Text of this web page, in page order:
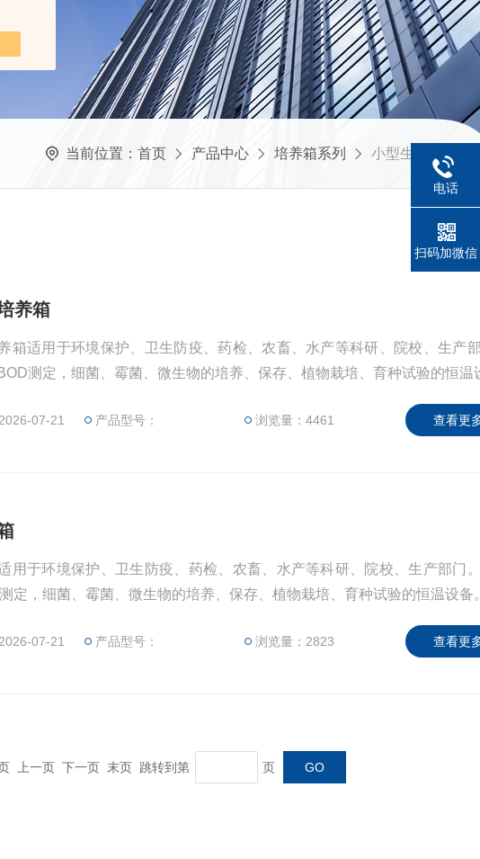
当前位置： 首页 产品中心 培养箱系列 小型生化培养箱
养箱
箱适用于环境保护、卫生防疫、药检、农畜、水产等科研、院校、生产
测定，细菌、霉菌、微生物的培养、保存、植物栽培、育种试验的恒温
07-21 产品型号： 浏览量：4461 查看更
用于环境保护、卫生防疫、药检、农畜、水产等科研、院校、生产部门
定，细菌、霉菌、微生物的培养、保存、植物栽培、育种试验的恒温设备
07-21 产品型号： 浏览量：2823 查看更
上一页 下一页 末页 跳转到第 页
电话
扫码加微信